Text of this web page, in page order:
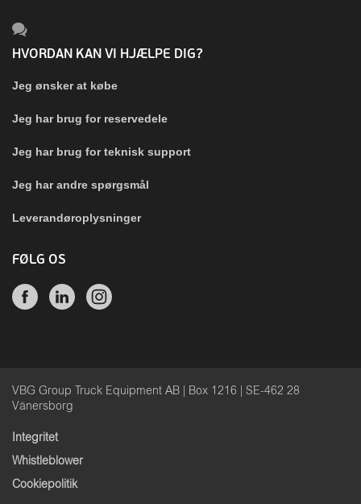
HVORDAN KAN VI HJÆLPE DIG?
Jeg ønsker at købe
Jeg har brug for reservedele
Jeg har brug for teknisk support
Jeg har andre spørgsmål
Leverandøroplysninger
FØLG OS
VBG Group Truck Equipment AB | Box 1216 | SE-462 28
Vänersborg
Integritet
Whistleblower
Cookiepolitik